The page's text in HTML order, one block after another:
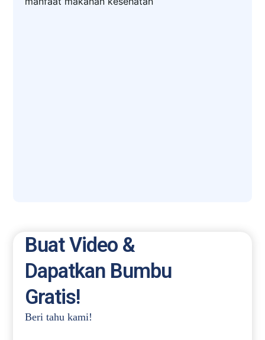
Buat Video &
Dapatkan Bumbu
Gratis!
Beri tahu kami!